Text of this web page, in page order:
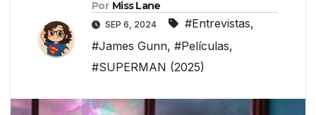
Por Miss Lane
SEP 6, 2024 #Entrevistas,
#James Gunn, #Películas,
#SUPERMAN (2025)